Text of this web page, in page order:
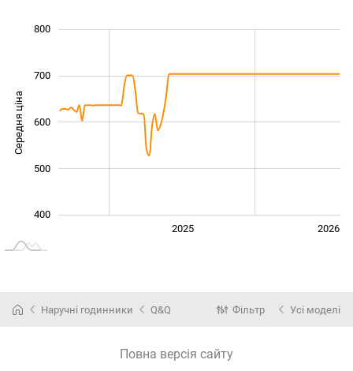
Середня ціна 400
400
500
600
700
800
2025 2026
Наручні годинники Q&Q Фільтр Усі моделі
Повна версія сайту